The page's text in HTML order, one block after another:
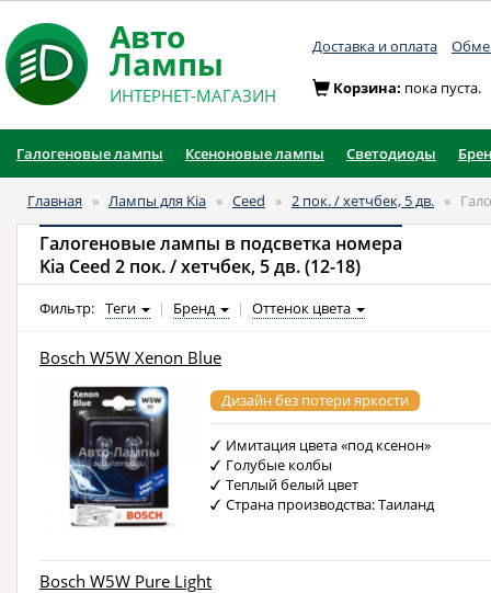
Авто
Лампы
ИНТЕРНЕТ-МАГАЗИН
Доставка и оплата
Корзина: пока пуста.
Галогеновые лампы Ксеноновые лампы Светодиоды
Главная » Лампы для Kia » Ceed » 2 пок. / хетчбек, 5 дв. »
Галогеновые лампы в подсветка номера
Kia Ceed 2 пок. / хетчбек, 5 дв. (12-18)
Фильтр: Теги | Бренд | Оттенок цвета
Bosch W5W Xenon Blue
Дизайн без потери яркости
Имитация цвета «под ксенон»
Голубые колбы
Теплый белый цвет
Страна производства: Таиланд
Bosch W5W Pure Light